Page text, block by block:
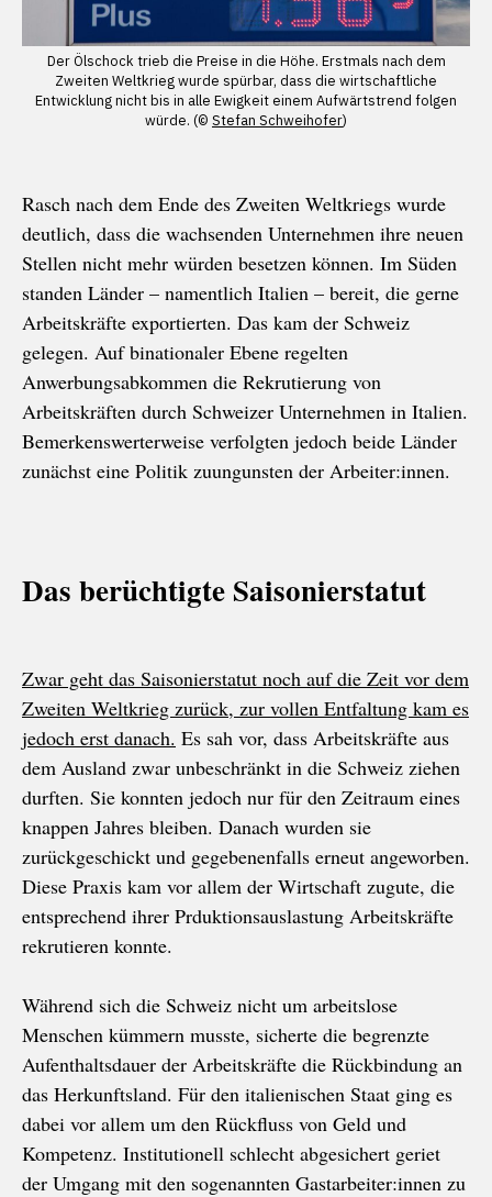
Der Ölschock trieb die Preise in die Höhe. Erstmals nach dem
Zweiten Weltkrieg wurde spürbar, dass die wirtschaftliche
Entwicklung nicht bis in alle Ewigkeit einem Aufwärtstrend folgen
würde. (© Stefan Schweihofer)
Rasch nach dem Ende des Zweiten Weltkriegs wurde
deutlich, dass die wachsenden Unternehmen ihre neuen
Stellen nicht mehr würden besetzen können. Im Süden
standen Länder – namentlich Italien – bereit, die gerne
Arbeitskräfte exportierten. Das kam der Schweiz
gelegen. Auf binationaler Ebene regelten
Anwerbungsabkommen die Rekrutierung von
Arbeitskräften durch Schweizer Unternehmen in Italien.
Bemerkenswerterweise verfolgten jedoch beide Länder
zunächst eine Politik zuungunsten der Arbeiter:innen.
Das berüchtigte Saisonierstatut
Zwar geht das Saisonierstatut noch auf die Zeit vor dem
Zweiten Weltkrieg zurück, zur vollen Entfaltung kam es
jedoch erst danach. Es sah vor, dass Arbeitskräfte aus
dem Ausland zwar unbeschränkt in die Schweiz ziehen
durften. Sie konnten jedoch nur für den Zeitraum eines
knappen Jahres bleiben. Danach wurden sie
zurückgeschickt und gegebenenfalls erneut angeworben.
Diese Praxis kam vor allem der Wirtschaft zugute, die
entsprechend ihrer Prduktionsauslastung Arbeitskräfte
rekrutieren konnte.
Während sich die Schweiz nicht um arbeitslose
Menschen kümmern musste, sicherte die begrenzte
Aufenthaltsdauer der Arbeitskräfte die Rückbindung an
das Herkunftsland. Für den italienischen Staat ging es
dabei vor allem um den Rückfluss von Geld und
Kompetenz. Institutionell schlecht abgesichert geriet
der Umgang mit den sogenannten Gastarbeiter:innen zu